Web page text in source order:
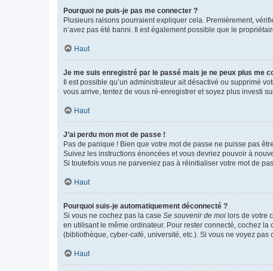
Pourquoi ne puis-je pas me connecter ?
Plusieurs raisons pourraient expliquer cela. Premièrement,
n’avez pas été banni. Il est également possible que le
Haut
Je me suis enregistré par le passé mais je ne peux plus me
Il est possible qu’un administrateur ait désactivé ou supprimé
vous arrive, tentez de vous ré-enregistrer et soyez plus investi
Haut
J’ai perdu mon mot de passe !
Pas de panique ! Bien que votre mot de passe ne puisse pas
Suivez les instructions énoncées et vous devriez pouvoir à
Si toutefois vous ne parveniez pas à réinitialiser votre mot de
Haut
Pourquoi suis-je automatiquement déconnecté ?
Si vous ne cochez pas la case Se souvenir de moi lors de votre
en utilisant le même ordinateur. Pour rester connecté, cochez la
(bibliothèque, cyber-café, université, etc.). Si vous ne voyez
Haut